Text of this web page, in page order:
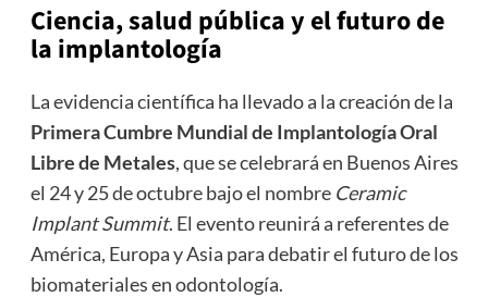
Ciencia, salud pública y el futuro de
la implantología
La evidencia científica ha llevado a la creación de la
Primera Cumbre Mundial de Implantología Oral
Libre de Metales, que se celebrará en Buenos Aires
el 24 y 25 de octubre bajo el nombre Ceramic
Implant Summit. El evento reunirá a referentes de
América, Europa y Asia para debatir el futuro de los
biomateriales en odontología.